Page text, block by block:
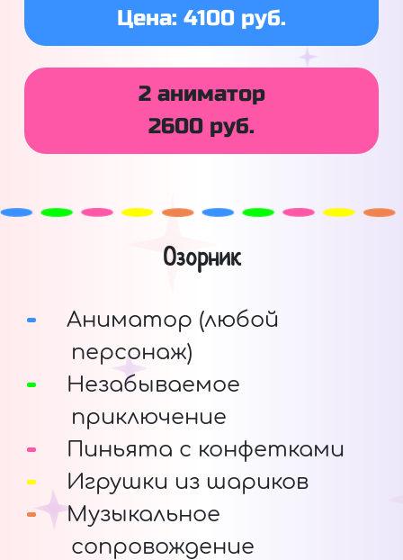
Цена: 4100 руб.
2 аниматор
2600 руб.
Озорник
Аниматор (любой
персонаж)
Незабываемое
приключение
Пиньята с конфетками
Игрушки из шариков
Музыкальное
сопровождение